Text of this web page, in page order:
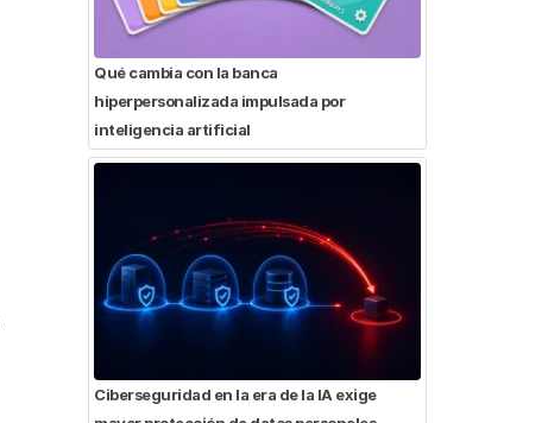
Qué cambia con la banca
hiperpersonalizada impulsada por
inteligencia artificial
Ciberseguridad en la era de la IA exige